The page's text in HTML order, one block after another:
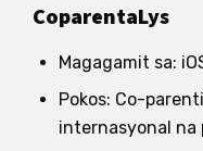
CoparentaLys
Magagamit sa:
Pokos: Co-
internasyonal na